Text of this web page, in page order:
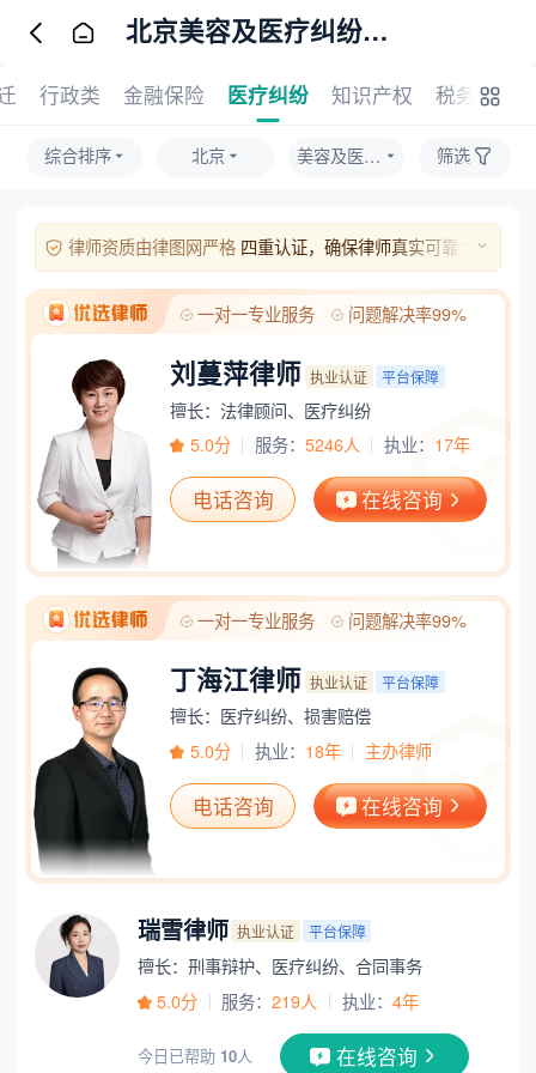
北京美容及医疗纠纷律师
行政类 金融保险 医疗纠纷 知识产权 税务类纠
综合排序 北京 美容及医疗纠纷 筛选
律师资质由律图网严格 四重认证，确保律师真实可靠：
2、执业证照核验：上传的执业证照片经人工与系统双重审核；
3、官方执业信息核验：通过官方渠道对其执业证号进行核实；
4、手机号验证：绑定手机号并通过验证码完成本人验证。
一对一专业服务 问题解决率99%
刘蔓萍律师 执业认证 平台保障
擅长：法律顾问、医疗纠纷
5.0分
服务： 5246人 执业： 17年
电话咨询 在线咨询
一对一专业服务 问题解决率99%
丁海江律师 执业认证 平台保障
擅长：医疗纠纷、损害赔偿
5.0分
执业： 18年 主办律师
电话咨询 在线咨询
瑞雪律师 执业认证 平台保障
擅长：刑事辩护、医疗纠纷、合同事务
5.0分
服务：219人 执业： 4年
今日已帮助 10人 在线咨询